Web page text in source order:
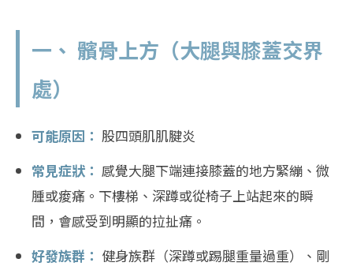
一、 髕骨上方（大腿與膝蓋交界
處）
可能原因： 股四頭肌肌腱炎
常見症狀： 感覺大腿下端連接膝蓋的地方緊繃、微
腫或痠痛。下樓梯、深蹲或從椅子上站起來的瞬
間，會感受到明顯的拉扯痛。
好發族群： 健身族群（深蹲或踢腿重量過重）、剛